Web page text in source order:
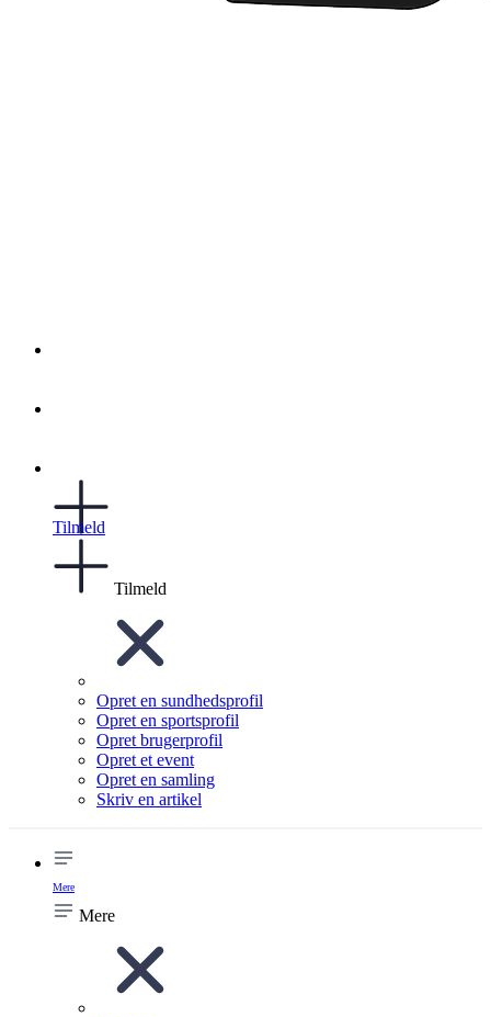
Tilmeld
Tilmeld
Opret en sundhedsprofil
Opret en sportsprofil
Opret brugerprofil
Opret et event
Opret en samling
Skriv en artikel
Mere
Mere